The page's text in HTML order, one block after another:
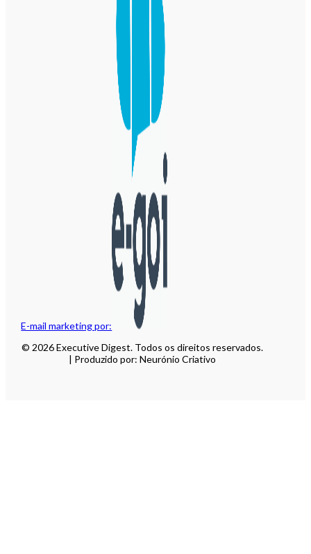
E-mail marketing por:
© 2026 Executive Digest. Todos os direitos reservados.
| Produzido por: Neurónio Criativo